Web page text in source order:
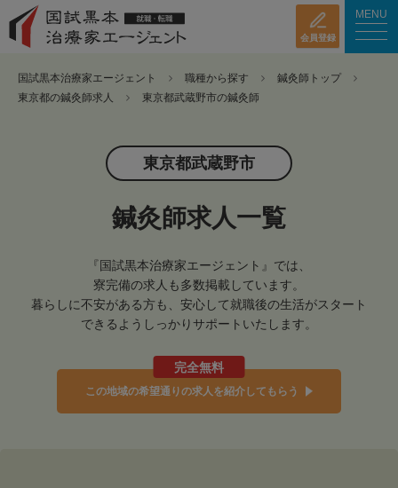
会員登録
MENU
国試黒本治療家エージェント 職種から探す
鍼灸師トップ
東京都の鍼灸師求人
東京都武蔵野市の鍼灸師
東京都武蔵野市
鍼灸師求人一覧
『国試黒本治療家エージェント』では、
寮完備の求人も多数掲載しています。
暮らしに不安がある方も、安心して就職後の生活がスタート
できるようしっかりサポートいたします。
完全無料
この地域の希望通りの求人を紹介してもらう